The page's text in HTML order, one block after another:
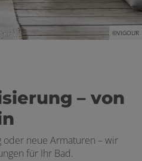
©VIGOUR
– von
oder neue Armaturen – wir
für Ihr Bad.